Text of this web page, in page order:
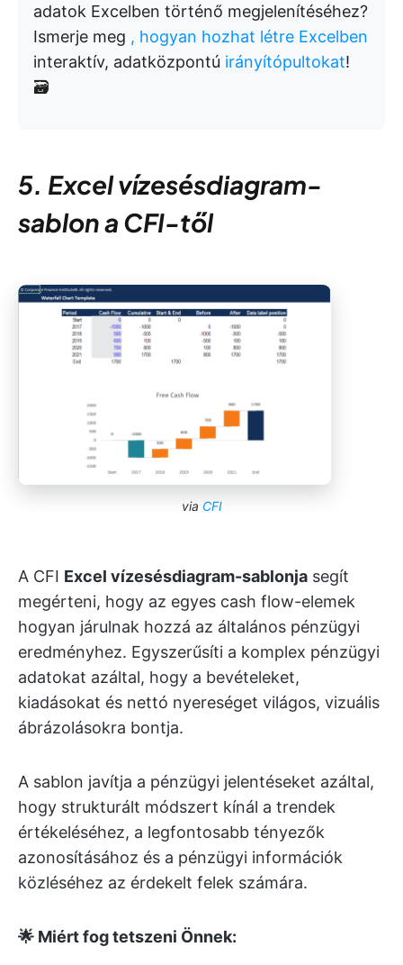
adatok Excelben történő megjelenítéséhez?
Ismerje meg , hogyan hozhat létre Excelben
interaktív, adatközpontú irányítópultokat!
🗃️
5. Excel vízesésdiagram-
sablon a CFI-től
via CFI
A CFI Excel vízesésdiagram-sablonja segít
megérteni, hogy az egyes cash flow-elemek
hogyan járulnak hozzá az általános pénzügyi
eredményhez. Egyszerűsíti a komplex pénzügyi
adatokat azáltal, hogy a bevételeket,
kiadásokat és nettó nyereséget világos, vizuális
ábrázolásokra bontja.
A sablon javítja a pénzügyi jelentéseket azáltal,
hogy strukturált módszert kínál a trendek
értékeléséhez, a legfontosabb tényezők
azonosításához és a pénzügyi információk
közléséhez az érdekelt felek számára.
🌟 Miért fog tetszeni Önnek: